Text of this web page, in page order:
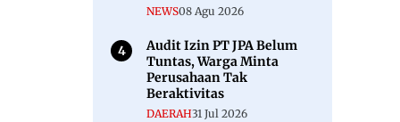
NEWS08 Agu 2026
Audit Izin PT JPA Belum
Tuntas, Warga Minta
Perusahaan Tak
Beraktivitas
DAERAH31 Jul 2026